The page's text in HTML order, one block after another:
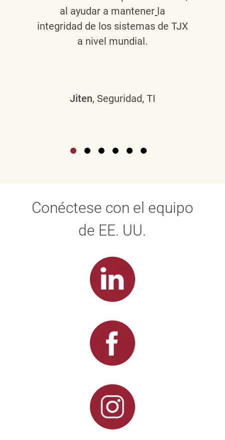
al ayudar a mantener la
integridad de los sistemas de TJX
a nivel mundial.
Jiten, Seguridad, TI
Conéctese con el equipo
de EE. UU.